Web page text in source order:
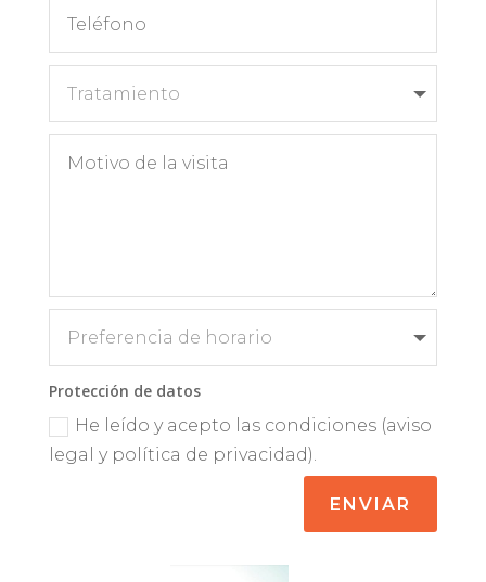
Protección de datos
He leído y acepto las condiciones (aviso
legal y política de privacidad).
ENVIAR